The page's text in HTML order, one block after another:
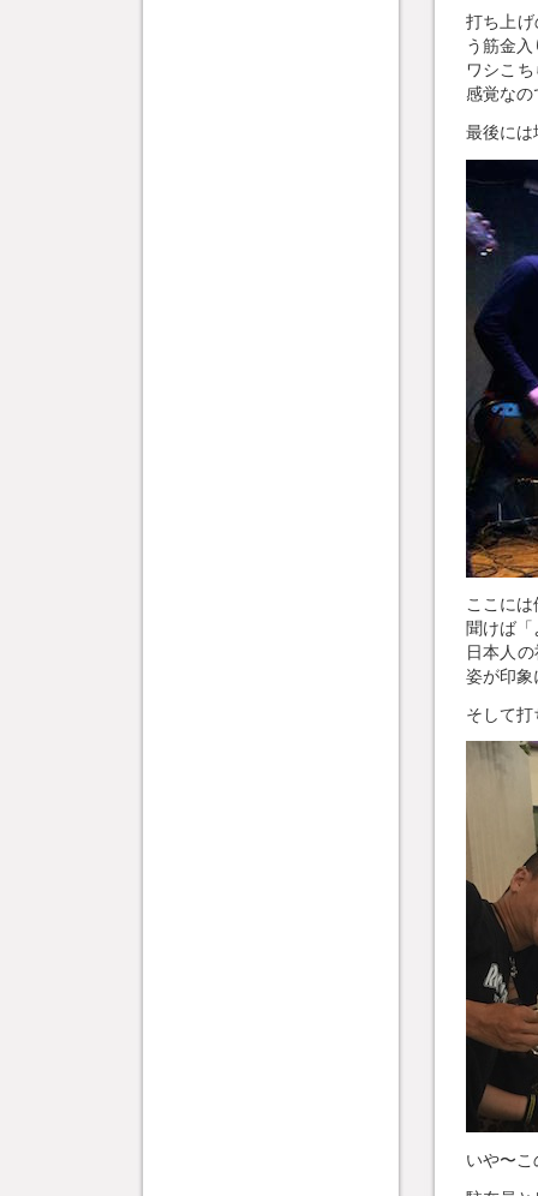
打ち上
う筋金入
ワシこ
感覚なの
最後には
ここに
聞けば
日本人
姿が印象
そして
いや〜